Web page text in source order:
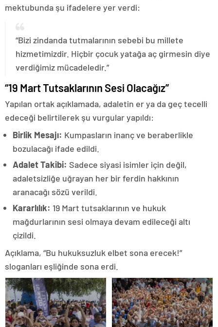
mektubunda şu ifadelere yer verdi:
“Bizi zindanda tutmalarının sebebi bu millete
hizmetimizdir. Hiçbir çocuk yatağa aç girmesin diye
verdiğimiz mücadeledir.”
“19 Mart Tutsaklarının Sesi Olacağız”
Yapılan ortak açıklamada, adaletin er ya da geç tecelli
edeceği belirtilerek şu vurgular yapıldı:
Birlik Mesajı: Kumpasların inanç ve beraberlikle
bozulacağı ifade edildi.
Adalet Takibi: Sadece siyasi isimler için değil,
adaletsizliğe uğrayan her bir ferdin hakkının
aranacağı sözü verildi.
Kararlılık: 19 Mart tutsaklarının ve hukuk
mağdurlarının sesi olmaya devam edileceği altı
çizildi.
Açıklama, “Bu hukuksuzluk elbet sona erecek!”
sloganları eşliğinde sona erdi.